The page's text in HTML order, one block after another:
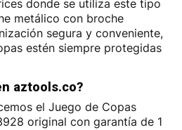
donde se utiliza este tipo
metálico con broche
segura y conveniente,
estén siempre protegidas
aztools.co?
el Juego de Copas
original con garantía de 1